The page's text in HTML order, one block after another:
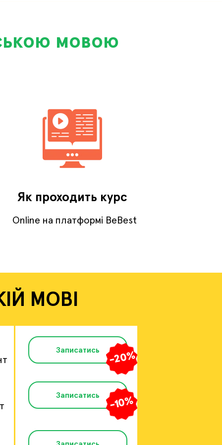
мовою
Як проходить курс
Online на платформі BeBest
МОВІ
Записатись
-20%
Записатись
-10%